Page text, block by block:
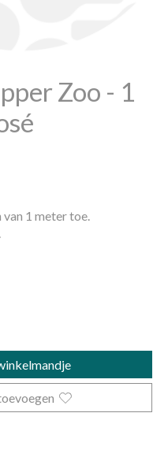
Zoo - 1
1 meter toe.